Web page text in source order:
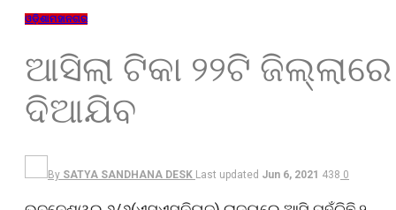
ଓଡ଼ିଶାମହାନଗର
ଆସିଲା ଟିକା ୨୨ଟି ଜିଲ୍ଲାରେ
ଦିଆଯିବ
By SATYA SANDHANA DESK Last updated Jun 6, 2021 438 0